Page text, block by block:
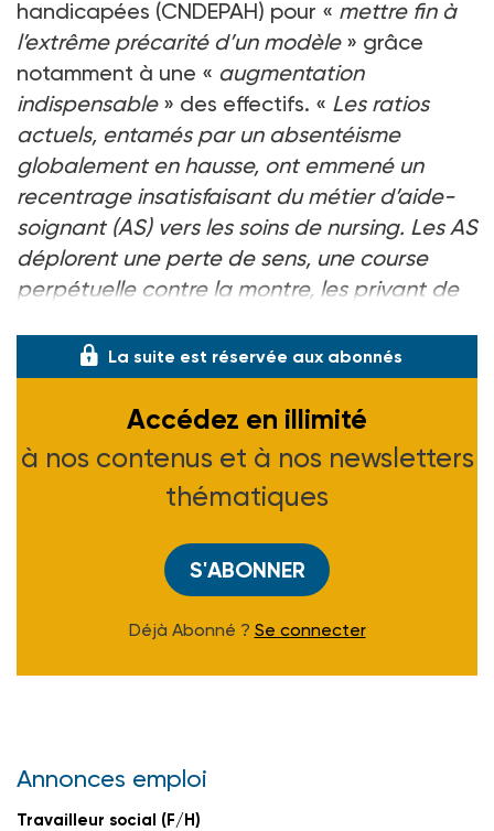
handicapées (CNDEPAH) pour « mettre fin à
l’extrême précarité d’un modèle» grâce
notamment à une « augmentation
indispensable» des effectifs. « Les ratios
actuels, entamés par un absentéisme
globalement en hausse, ont emmené un
recentrage insatisfaisant du métier d’aide-
soignant (AS) vers les soins de nursing. Les AS
déplorent une perte de sens, une course
perpétuelle contre la montre, les privant de
La suite est réservée aux abonnés
Accédez en illimité
à nos contenus et à nos newsletters
thématiques
S'ABONNER
Déjà Abonné ? Se connecter
Annonces emploi
Travailleur social (F/H)